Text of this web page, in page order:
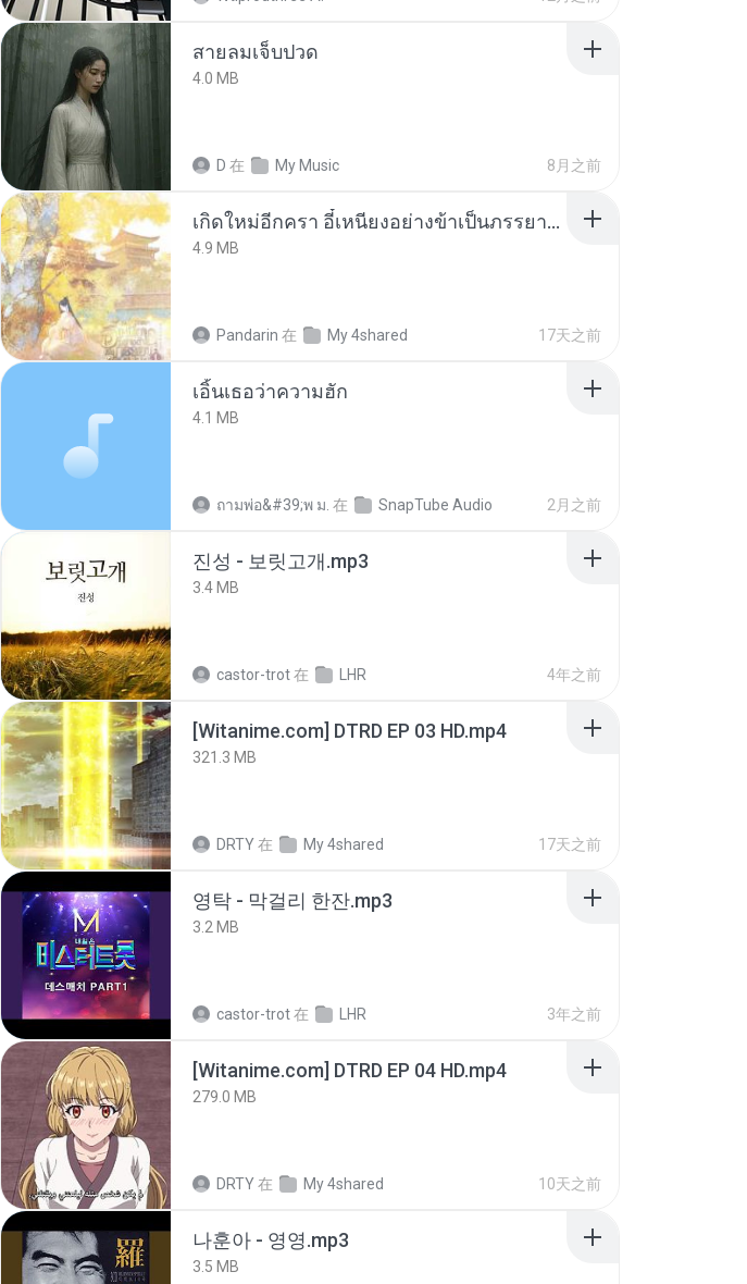
สายลมเจ็บปวด
4.0 MB
D 在 My Music 8月之前
เกิดใหม่อีกครา อี๋เหนียงอย่างข้าเป็นภรรยาขุนนาง 1_ST.pdf
4.9 MB
Pandarin 在 My 4shared 17天之前
เอิ้นเธอว่าความฮัก
4.1 MB
ถามพ่อ&#39;พ ม. 在 SnapTube Audio 2月之前
진성 - 보릿고개.mp3
3.4 MB
castor-trot在 LHR 4年之前
[Witanime.com] DTRD EP 03 HD.mp4
321.3 MB
DRTY在 My 4shared 17天之前
영탁 - 막걸리 한잔.mp3
3.2 MB
castor-trot在 LHR 3年之前
[Witanime.com] DTRD EP 04 HD.mp4
279.0 MB
DRTY在 My 4shared 10天之前
나훈아 - 영영.mp3
3.5 MB